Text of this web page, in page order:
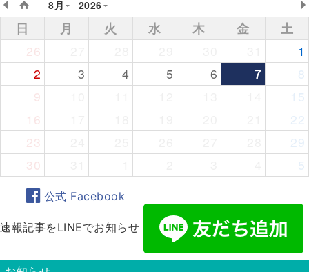
8月
2026
日 月 火 水 木 金
土
26
1
2
3 4 5 6 7
8
9
15
16
22
23
29
30
5
公式 Facebook
速報記事をLINEでお知らせ